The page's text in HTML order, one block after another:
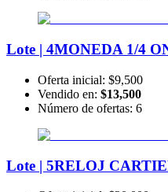
Lote | 4MONEDA 1/4
Oferta inicial: $9,500
Vendido en: $13,500
Número de ofertas: 6
Lote | 5RELOJ